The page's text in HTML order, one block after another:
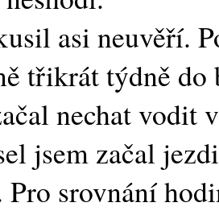
asi neuvěří.
třikrát týdně do
nechat vodit
jsem začal
srovnání